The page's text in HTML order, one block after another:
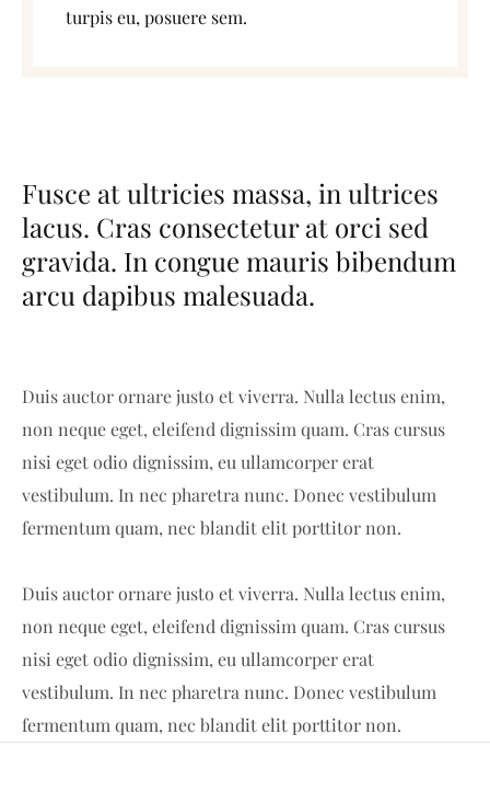
turpis eu, posuere sem.
Fusce at ultricies massa, in ultrices
lacus. Cras consectetur at orci sed
gravida. In congue mauris bibendum
arcu dapibus malesuada.
Duis auctor ornare justo et viverra. Nulla lectus enim,
non neque eget, eleifend dignissim quam. Cras cursus
nisi eget odio dignissim, eu ullamcorper erat
vestibulum. In nec pharetra nunc. Donec vestibulum
fermentum quam, nec blandit elit porttitor non.
Duis auctor ornare justo et viverra. Nulla lectus enim,
non neque eget, eleifend dignissim quam. Cras cursus
nisi eget odio dignissim, eu ullamcorper erat
vestibulum. In nec pharetra nunc. Donec vestibulum
fermentum quam, nec blandit elit porttitor non.